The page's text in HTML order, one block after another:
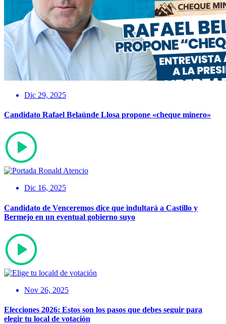
Dic 29, 2025
Candidato Rafael Belaúnde Llosa propone «cheque minero»
Dic 16, 2025
Candidato de Venceremos dice que indultará a Castillo y
Bermejo en un eventual gobierno suyo
Nov 26, 2025
Elecciones 2026: Estos son los pasos que debes seguir para
elegir tu local de votación